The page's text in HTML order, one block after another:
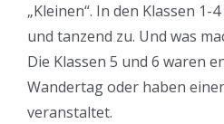
„Kleinen“. In den Klassen
und tanzend zu. Und was
Die Klassen 5 und 6 waren
Wandertag oder haben
veranstaltet.